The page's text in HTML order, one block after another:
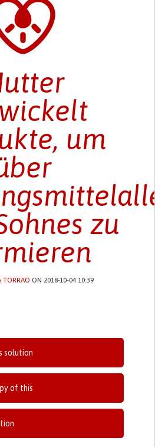
um
zu
TORRAO ON 2018-10-04 10:39
solution
of this